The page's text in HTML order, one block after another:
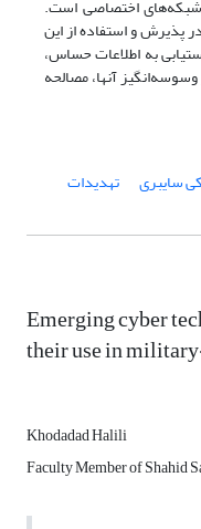
شبکه‌های اختصاصی است.
پذیرش و استفاده از این
به اطلاعات حساس،
آنها، مصالحه
سایبری تهدیدات
Emerging cyber
their use in
Khodadad Halili
Faculty Member of Shahid